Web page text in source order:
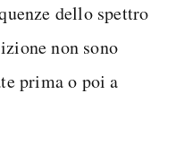
dello spettro
non sono
prima o poi a